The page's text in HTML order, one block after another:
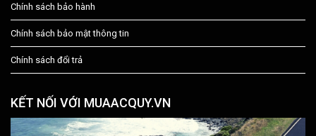
Chính sách bảo hành
Chính sách bảo mật thông tin
Chính sách đổi trả
KẾT NỐI VỚI MUAACQUY.VN